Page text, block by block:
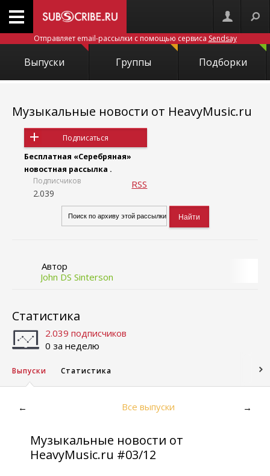
Отправляет email-рассылки с помощью сервиса Sendsay
Выпуски Группы Подборки
Музыкальные новости от HeavyMusic.ru
Подписаться
Бесплатная «Серебряная»
новостная рассылка .
Подписчиков
2.039
RSS
Автор
John DS Sinterson
Статистика
2.039 подписчиков
0 за неделю
Выпуски Статистика
← Все выпуски →
Музыкальные новости от
HeavyMusic.ru #03/12